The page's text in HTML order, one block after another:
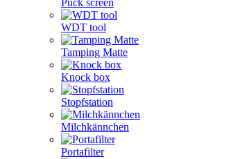
Puck screen
WDT tool
Tamping Matte
Knock box
Stopfstation
Milchkännchen
Portafilter